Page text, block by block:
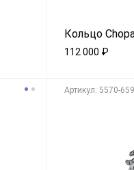
Кольцо
112 000 ₽
Aртикул: 5570-